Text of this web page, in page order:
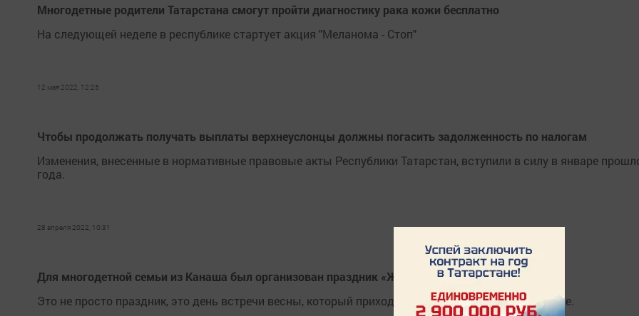
Многодетные родители Татарстана смогут пройти диагностику рака кожи бесплатно
На следующей неделе в республике стартует акция "Меланома - Стоп"
12 мая 2022, 12:25
Чтобы продолжать получать выплаты верхнеуслонцы должны погасить задолженность по налогам
Изменения, внесенные в нормативные правовые акты Республики Татарстан, вступили в силу в январе
года.
28 апреля 2022, 10:31
Для многодетной семьи из Канаша был организован праздник «Жаворонки»
Это не просто праздник, это день встречи весны, который приходится на весеннее равноденствие.